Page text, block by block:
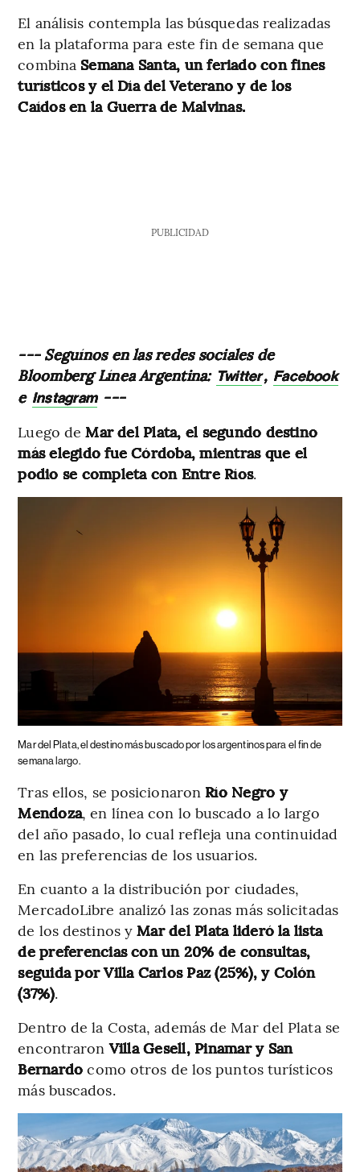
El análisis contempla las búsquedas realizadas
en la plataforma para este fin de semana que
combina Semana Santa, un feriado con fines
turísticos y el Día del Veterano y de los
Caídos en la Guerra de Malvinas.
PUBLICIDAD
--- Seguínos en las redes sociales de
Bloomberg Línea Argentina: Twitter, Facebook
e Instagram ---
Luego deMar del Plata, el segundo destino
más elegido fue Córdoba, mientras que el
podio se completa con Entre Ríos.
Mar del Plata, el destino más buscado por los argentinos para el fin de
semana largo.
Tras ellos, se posicionaron Río Negro y
Mendoza, en línea con lo buscado a lo largo
del año pasado, lo cual refleja una continuidad
en las preferencias de los usuarios.
En cuanto a la distribución por ciudades,
MercadoLibre analizó las zonas más solicitadas
de los destinos yMar del Plata lideró la lista
de preferencias con un 20% de consultas,
seguida por Villa Carlos Paz (25%), y Colón
(37%).
Dentro de la Costa, además de Mar del Plata se
encontraron Villa Gesell, Pinamar y San
Bernardo como otros de los puntos turísticos
más buscados.